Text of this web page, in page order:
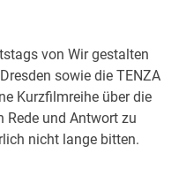
von Wir gestalten
sowie die TENZA
Kurzfilmreihe über die
Rede und Antwort zu
nicht lange bitten.